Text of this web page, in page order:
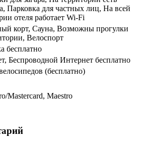
Парковка для частных лиц, На всей
отеля работает Wi-Fi
корт, Сауна, Возможны прогулки
Велоспорт
бесплатно
Беспроводной Интернет бесплатно
(бесплатно)
Mastercard, Maestro